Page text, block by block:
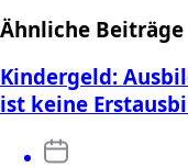
Ähnliche Beiträge
Kindergeld:
ist keine